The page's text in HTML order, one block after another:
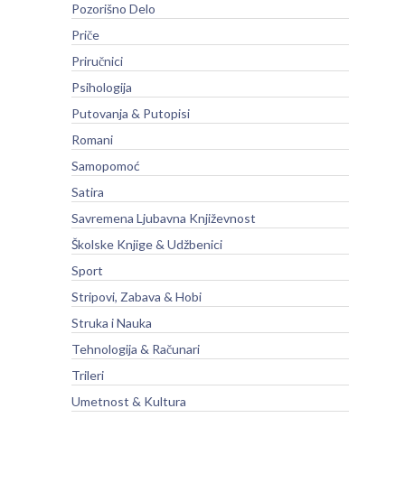
Pozorišno Delo
Priče
Priručnici
Psihologija
Putovanja & Putopisi
Romani
Samopomoć
Satira
Savremena Ljubavna Književnost
Školske Knjige & Udžbenici
Sport
Stripovi, Zabava & Hobi
Struka i Nauka
Tehnologija & Računari
Trileri
Umetnost & Kultura